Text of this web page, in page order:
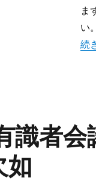
ま
い。
“
続
識者
如